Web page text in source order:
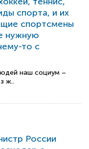
спорта, и их
спортсмены
нужную
то с
наш социум –
ж..
России